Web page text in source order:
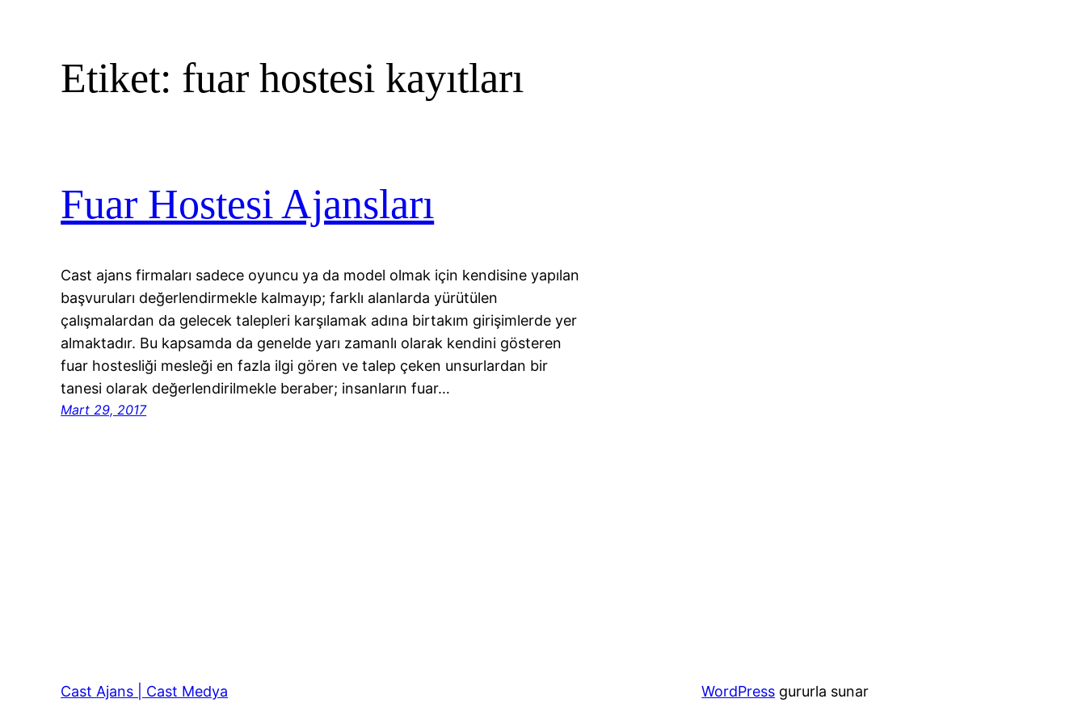
Etiket: fuar hostesi kayıtları
Fuar Hostesi Ajansları
Cast ajans firmaları sadece oyuncu ya da model olmak için kendisine yapılan
başvuruları değerlendirmekle kalmayıp; farklı alanlarda yürütülen
çalışmalardan da gelecek talepleri karşılamak adına birtakım girişimlerde yer
almaktadır. Bu kapsamda da genelde yarı zamanlı olarak kendini gösteren
fuar hostesliği mesleği en fazla ilgi gören ve talep çeken unsurlardan bir
tanesi olarak değerlendirilmekle beraber; insanların fuar…
Mart 29, 2017
Cast Ajans | Cast Medya WordPress gururla sunar